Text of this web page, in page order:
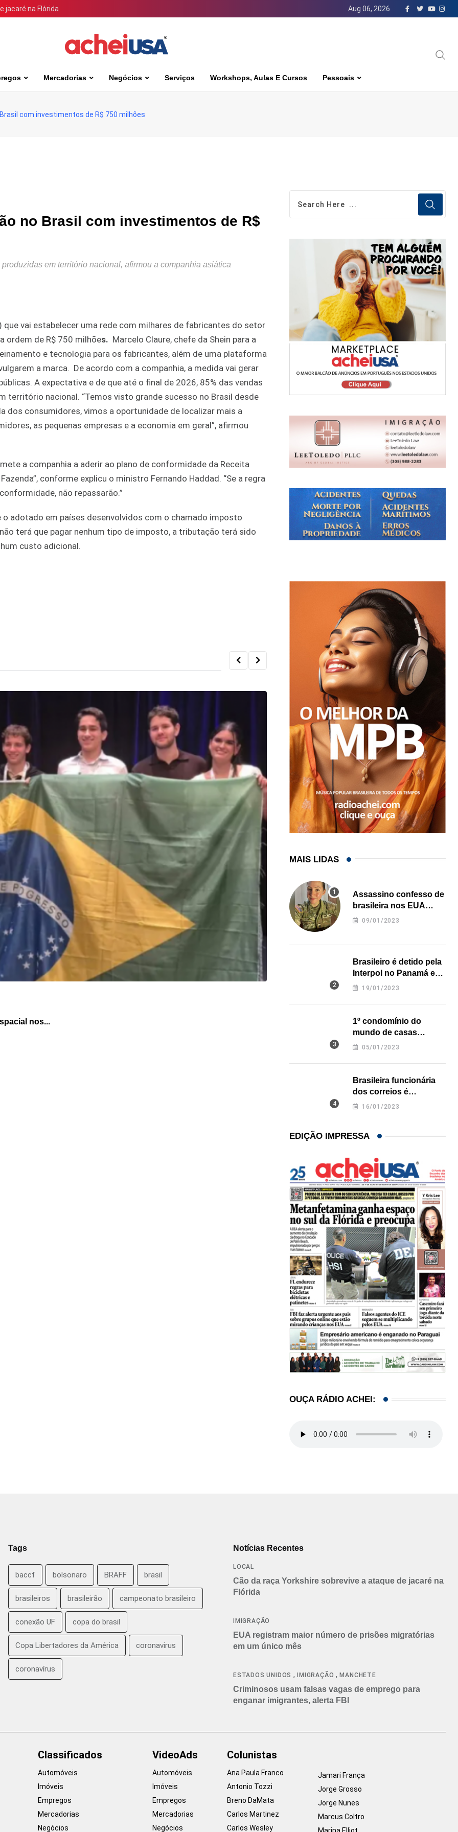
jacaré na Flórida Aug 06, 2026
Mercadorias Negócios Serviços Workshops, Aulas E Cursos Pessoais
com investimentos de R$ 750 milhões
no Brasil com investimentos de R$
em território nacional, afirmou a companhia asiática
vai estabelecer uma rede com milhares de fabricantes do setor
ordem de R$ 750 milhões. Marcelo Claure, chefe da Shein para a
e tecnologia para os fabricantes, além de uma plataforma
a marca. De acordo com a companhia, a medida vai gerar
A expectativa e de que até o final de 2026, 85% das vendas
território nacional. “Temos visto grande sucesso no Brasil desde
dos consumidores, vimos a oportunidade de localizar mais a
as pequenas empresas e a economia em geral”, afirmou
a companhia a aderir ao plano de conformidade da Receita
conforme explicu o ministro Fernando Haddad. “Se a regra
não repassarão.”
adotado em países desenvolvidos com o chamado imposto
terá que pagar nenhum tipo de imposto, a tributação terá sido
custo adicional.
nos...
BRASIL ESTADOS UNIDOS
Peças de armas saíam da Flórida para o...
MAIS LIDAS
Assassino confesso de
brasileira nos EUA
revela onde deixou o
09/01/2023
Brasileiro é detido pela
Interpol no Panamá e
pode pegar prisão
19/01/2023
1º condomínio do
mundo de casas
impressas em 3D é
05/01/2023
Brasileira funcionária
dos correios é
assassinada a facadas
16/01/2023
EDIÇÃO IMPRESSA
OUÇA RÁDIO ACHEI:
Tags
baccf bolsonaro BRAFF brasil
brasileiros brasileirão campeonato brasileiro
conexão UF copa do brasil
Copa Libertadores da América coronavirus
coronavírus
Notícias Recentes
LOCAL
Cão da raça Yorkshire sobrevive a ataque de jacaré na
Flórida
IMIGRAÇÃO
EUA registram maior número de prisões migratórias
em um único mês
ESTADOS UNIDOS , IMIGRAÇÃO ,MANCHETE
Criminosos usam falsas vagas de emprego para
enganar imigrantes, alerta FBI
Classificados
Automóveis
Imóveis
Empregos
Mercadorias
Negócios
VideoAds
Automóveis
Imóveis
Empregos
Mercadorias
Negócios
Colunistas
Ana Paula Franco
Antonio Tozzi
Breno DaMata
Carlos Martinez
Carlos Wesley
Jamari França
Jorge Grosso
Jorge Nunes
Marcus Coltro